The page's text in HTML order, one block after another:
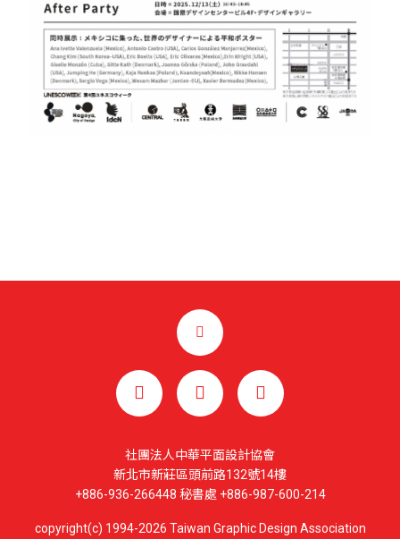
社團法人中華平面設計協會
新北市新莊區頭前路132號14樓
+886-936-266448 秘書處 +886-987-600-214
copyright(c) 1994-2026 Taiwan Graphic Design Association